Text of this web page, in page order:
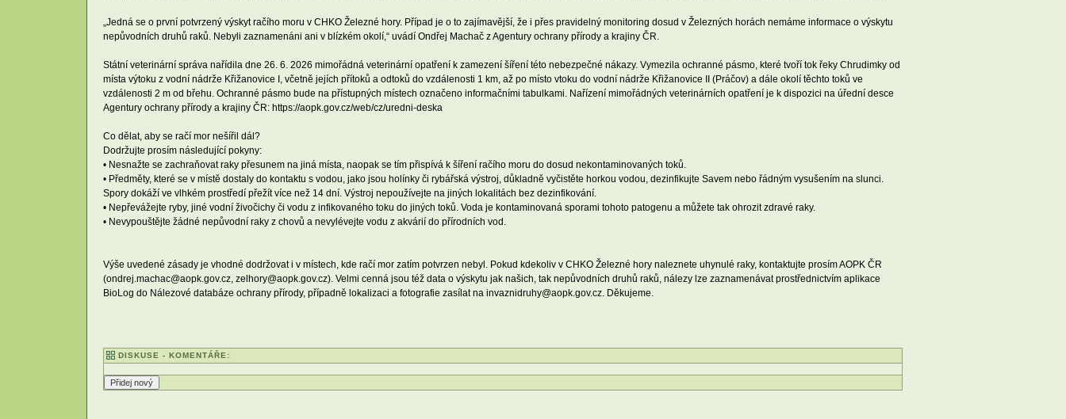
„Jedná se o první potvrzený výskyt račího moru v CHKO Železné hory. Případ je o to zajímavější, že i přes pravidelný monitoring dosud v Železných horách nemáme informace o výskytu
nepůvodních druhů raků. Nebyli zaznamenáni ani v blízkém okolí,“ uvádí Ondřej Machač z Agentury ochrany přírody a krajiny ČR.
Státní veterinární správa nařídila dne 26. 6. 2026 mimořádná veterinární opatření k zamezení šíření této nebezpečné nákazy. Vymezila ochranné pásmo, které tvoří tok řeky Chrudimky od
místa výtoku z vodní nádrže Křižanovice I, včetně jejích přítoků a odtoků do vzdálenosti 1 km, až po místo vtoku do vodní nádrže Křižanovice II (Práčov) a dále okolí těchto toků ve
vzdálenosti 2 m od břehu. Ochranné pásmo bude na přístupných místech označeno informačními tabulkami. Nařízení mimořádných veterinárních opatření je k dispozici na úřední desce
Agentury ochrany přírody a krajiny ČR: https://aopk.gov.cz/web/cz/uredni-deska
Co dělat, aby se račí mor nešířil dál?
Dodržujte prosím následující pokyny:
• Nesnažte se zachraňovat raky přesunem na jiná místa, naopak se tím přispívá k šíření račího moru do dosud nekontaminovaných toků.
• Předměty, které se v místě dostaly do kontaktu s vodou, jako jsou holínky či rybářská výstroj, důkladně vyčistěte horkou vodou, dezinfikujte Savem nebo řádným vysušením na slunci.
Spory dokáží ve vlhkém prostředí přežít více než 14 dní. Výstroj nepoužívejte na jiných lokalitách bez dezinfikování.
• Nepřevážejte ryby, jiné vodní živočichy či vodu z infikovaného toku do jiných toků. Voda je kontaminovaná sporami tohoto patogenu a můžete tak ohrozit zdravé raky.
• Nevypouštějte žádné nepůvodní raky z chovů a nevylévejte vodu z akvárií do přírodních vod.
Výše uvedené zásady je vhodné dodržovat i v místech, kde račí mor zatím potvrzen nebyl. Pokud kdekoliv v CHKO Železné hory naleznete uhynulé raky, kontaktujte prosím AOPK ČR
(ondrej.machac@aopk.gov.cz, zelhory@aopk.gov.cz). Velmi cenná jsou též data o výskytu jak našich, tak nepůvodních druhů raků, nálezy lze zaznamenávat prostřednictvím aplikace
BioLog do Nálezové databáze ochrany přírody, případně lokalizaci a fotografie zasílat na invaznidruhy@aopk.gov.cz. Děkujeme.
DISKUSE - KOMENTÁŘE: